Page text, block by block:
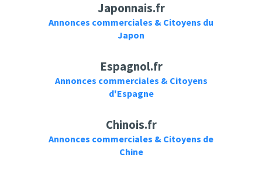
Japonnais.fr
Annonces commerciales & Citoyens du
Japon
Espagnol.fr
Annonces commerciales & Citoyens
d'Espagne
Chinois.fr
Annonces commerciales & Citoyens de
Chine